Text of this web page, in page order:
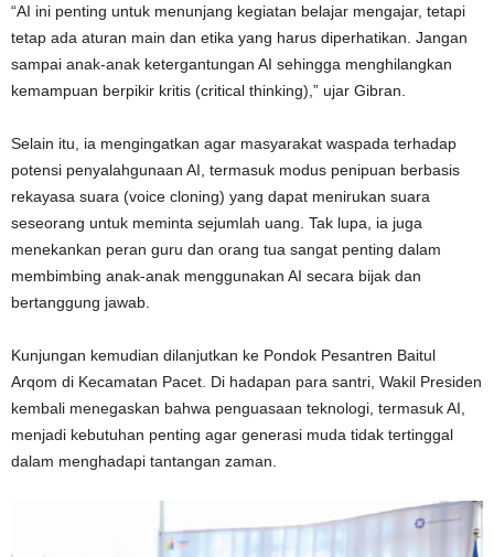
“AI ini penting untuk menunjang kegiatan belajar mengajar, tetapi
tetap ada aturan main dan etika yang harus diperhatikan. Jangan
sampai anak-anak ketergantungan AI sehingga menghilangkan
kemampuan berpikir kritis (critical thinking),” ujar Gibran.
Selain itu, ia mengingatkan agar masyarakat waspada terhadap
potensi penyalahgunaan AI, termasuk modus penipuan berbasis
rekayasa suara (voice cloning) yang dapat menirukan suara
seseorang untuk meminta sejumlah uang. Tak lupa, ia juga
menekankan peran guru dan orang tua sangat penting dalam
membimbing anak-anak menggunakan AI secara bijak dan
bertanggung jawab.
Kunjungan kemudian dilanjutkan ke Pondok Pesantren Baitul
Arqom di Kecamatan Pacet. Di hadapan para santri, Wakil Presiden
kembali menegaskan bahwa penguasaan teknologi, termasuk AI,
menjadi kebutuhan penting agar generasi muda tidak tertinggal
dalam menghadapi tantangan zaman.